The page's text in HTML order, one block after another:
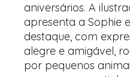
aniversários. A
apresenta a Sophie
destaque, com
alegre e amigável,
por pequenos